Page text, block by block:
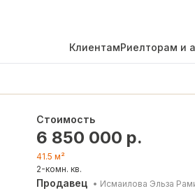
КлиентамРиелторам и
Стоимость
6 850 000 р.
41.5 м²
2-комн. кв.
Продавец • Исмаилова Эльза